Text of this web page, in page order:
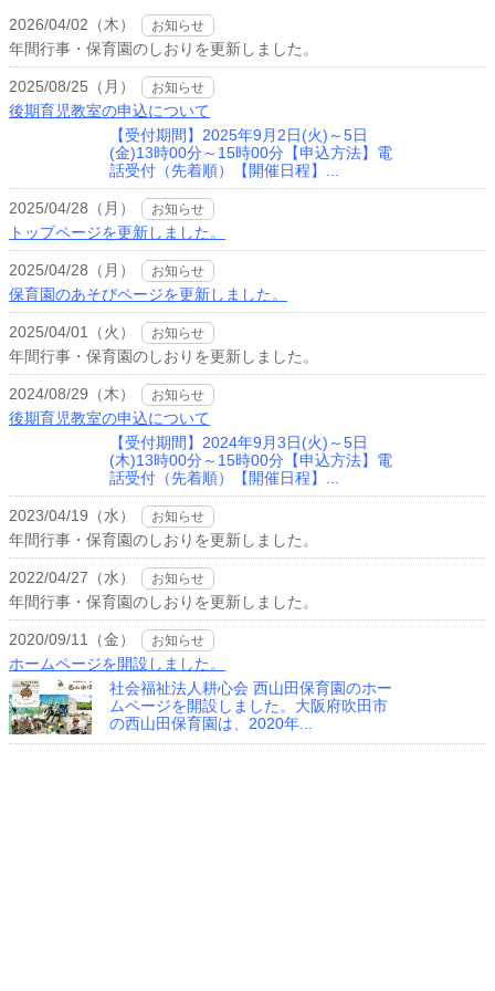
2026/04/02（木） お知らせ
年間行事・保育園のしおりを更新しました。
2025/08/25（月） お知らせ
後期育児教室の申込について
【受付期間】2025年9月2日(火)～5日
(金)13時00分～15時00分【申込方法】電
話受付（先着順）【開催日程】...
2025/04/28（月） お知らせ
トップページを更新しました。
2025/04/28（月） お知らせ
保育園のあそびページを更新しました。
2025/04/01（火） お知らせ
年間行事・保育園のしおりを更新しました。
2024/08/29（木） お知らせ
後期育児教室の申込について
【受付期間】2024年9月3日(火)～5日
(木)13時00分～15時00分【申込方法】電
話受付（先着順）【開催日程】...
2023/04/19（水） お知らせ
年間行事・保育園のしおりを更新しました。
2022/04/27（水） お知らせ
年間行事・保育園のしおりを更新しました。
2020/09/11（金） お知らせ
ホームページを開設しました。
社会福祉法人耕心会 西山田保育園のホー
ムページを開設しました。大阪府吹田市
の西山田保育園は、2020年...